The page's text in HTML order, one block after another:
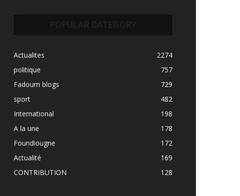
Actualites
2274
politique
757
Fadoum blogs
729
sport
482
International
198
A la une
178
Foundiougne
172
Actualité
169
CONTRIBUTION
128